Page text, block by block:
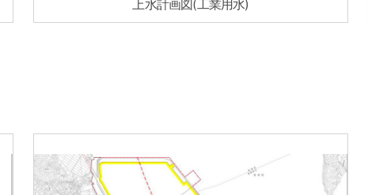
上水計画図(工業用水)